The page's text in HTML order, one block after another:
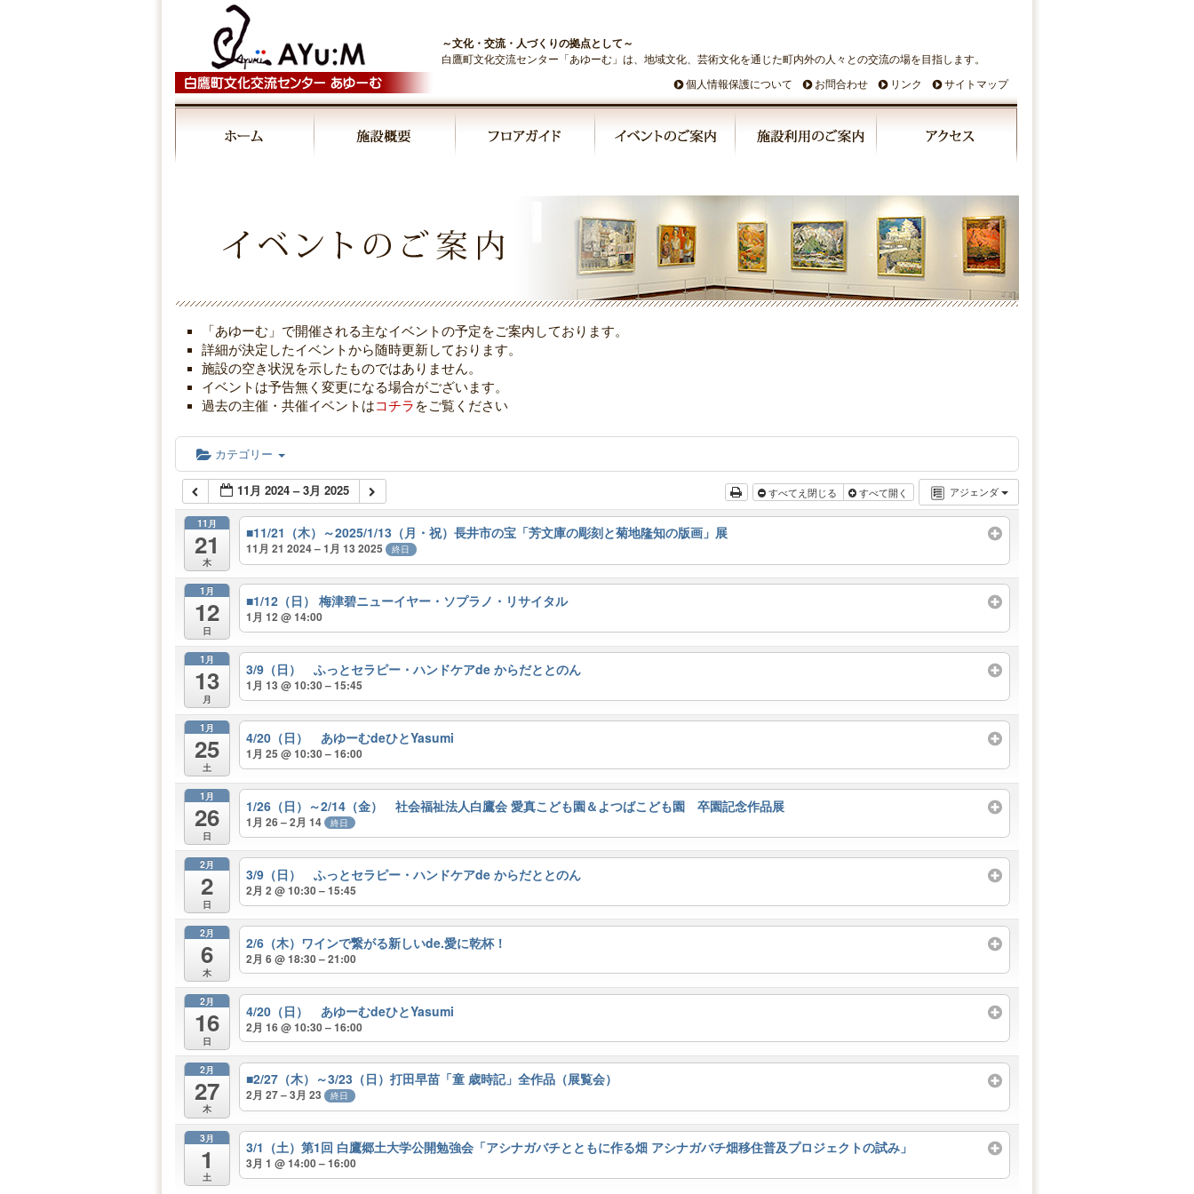
～文化・交流・人づくりの拠点として～
白鷹町文化交流センター「あゆーむ」は、地域文化、芸術文化を通じた町内外の人々との交流の場を目指します。
サイトマップ
リンク
お問合わせ
個人情報保護について
「あゆーむ」で開催される主なイベントの予定をご案内しております。
詳細が決定したイベントから随時更新しております。
施設の空き状況を示したものではありません。
イベントは予告無く変更になる場合がございます。
過去の主催・共催イベントはコチラ をご覧ください
カテゴリー
アジェンダ
11月 2024 – 3月 2025 すべてえ閉じる すべて開く
11月
21
木
■11/21（木）～2025/1/13（月・祝）長井市の宝「芳文庫の彫刻と菊地隆知の版画」展
11月 21 2024 – 1月 13 2025 終日
1月
12
日
■1/12（日） 梅津碧ニューイヤー・ソプラノ・リサイタル
1月 12 @ 14:00
1月
13
月
3/9（日） ふっとセラピー・ハンドケアde からだととのん
1月 13 @ 10:30 – 15:45
1月
25
土
4/20（日） あゆーむdeひとYasumi
1月 25 @ 10:30 – 16:00
1月
26
日
1/26（日）～2/14（金） 社会福祉法人白鷹会 愛真こども園＆よつばこども園 卒園記念作品展
1月 26 – 2月 14 終日
2月
2
日
3/9（日） ふっとセラピー・ハンドケアde からだととのん
2月 2 @ 10:30 – 15:45
2月
6
木
2/6（木）ワインで繋がる新しいde.愛に乾杯！
2月 6 @ 18:30 – 21:00
2月
16
日
4/20（日） あゆーむdeひとYasumi
2月 16 @ 10:30 – 16:00
2月
27
木
■2/27（木）～3/23（日）打田早苗「童 歳時記」全作品（展覧会）
2月 27 – 3月 23 終日
3月
1
土
3/1（土）第1回 白鷹郷土大学公開勉強会「アシナガバチとともに作る畑 アシナガバチ畑移住普及プロジェクトの試み」
3月 1 @ 14:00 – 16:00